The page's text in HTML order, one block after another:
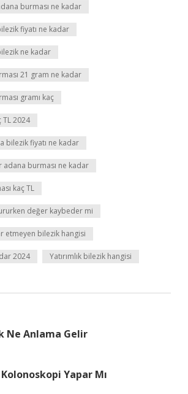
burması ne kadar
fiyatı ne kadar
ne kadar
21 gram ne kadar
gramı kaç
TL 2024
bilezik fiyatı ne kadar
adana burması ne kadar
kaç TL
değer kaybeder mi
etmeyen bilezik hangisi
2024 Yatırımlık bilezik hangisi
Ne Anlama Gelir
Yapar Mı